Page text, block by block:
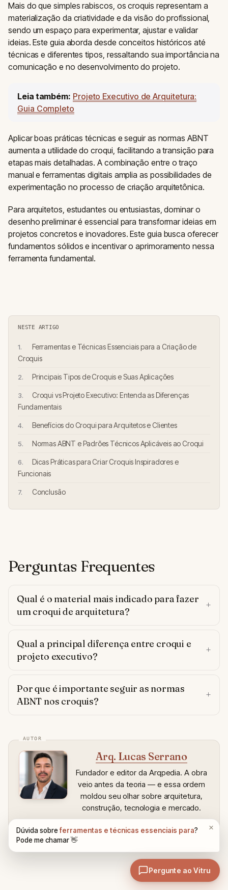
Mais do que simples rabiscos, os croquis representam a
materialização da criatividade e da visão do profissional,
sendo um espaço para experimentar, ajustar e validar
ideias. Este guia aborda desde conceitos históricos até
técnicas e diferentes tipos, ressaltando sua importância na
comunicação e no desenvolvimento do projeto.
Leia também: Projeto Executivo de Arquitetura:
Guia Completo
Aplicar boas práticas técnicas e seguir as normas ABNT
aumenta a utilidade do croqui, facilitando a transição para
etapas mais detalhadas. A combinação entre o traço
manual e ferramentas digitais amplia as possibilidades de
experimentação no processo de criação arquitetônica.
Para arquitetos, estudantes ou entusiastas, dominar o
desenho preliminar é essencial para transformar ideias em
projetos concretos e inovadores. Este guia busca oferecer
fundamentos sólidos e incentivar o aprimoramento nessa
ferramenta fundamental.
NESTE ARTIGO
Ferramentas e Técnicas Essenciais para a Criação de
Croquis
Principais Tipos de Croquis e Suas Aplicações
Croqui vs Projeto Executivo: Entenda as Diferenças
Fundamentais
Benefícios do Croqui para Arquitetos e Clientes
Normas ABNT e Padrões Técnicos Aplicáveis ao Croqui
Dicas Práticas para Criar Croquis Inspiradores e
Funcionais
Conclusão
Perguntas Frequentes
Qual é o material mais indicado para fazer
um croqui de arquitetura?
Qual a principal diferença entre croqui e
projeto executivo?
Por que é importante seguir as normas
ABNT nos croquis?
Arq. Lucas Serrano
Fundador e editor da Arqpedia. A obra
veio antes da teoria — e essa ordem
moldou seu olhar sobre arquitetura,
construção, tecnologia e mercado.
Ler bio completa→